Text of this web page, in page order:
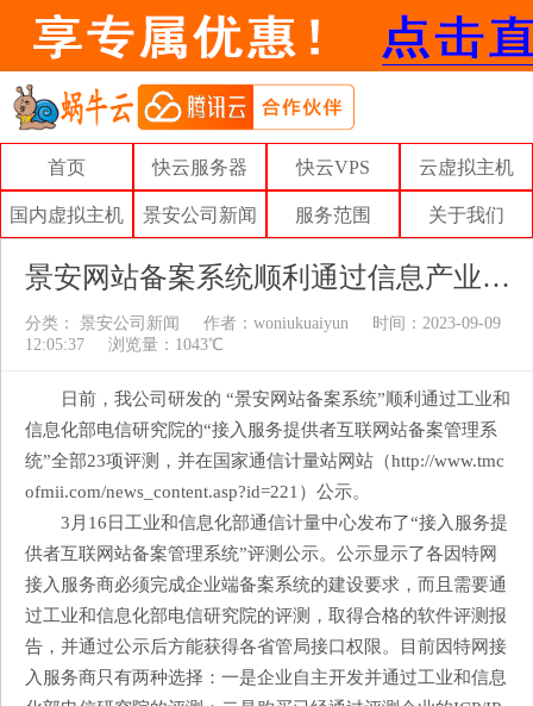
首页 快云服务器 快云VPS 云虚拟主机
国内虚拟主机 景安公司新闻 服务范围 关于我们
景安网站备案系统顺利通过信息产业部检验测
分类： 景安公司新闻 作者： woniukuaiyun
时间：2023-09-09
12:05:37
浏览量：1043℃
日前，我公司研发的 “景安网站备案系统”顺利通过工业和
信息化部电信研究院的“接入服务提供者互联网站备案管理系
统”全部23项评测，并在国家通信计量站网站（http://www.tmc
ofmii.com/news_content.asp?id=221）公示。
3月16日工业和信息化部通信计量中心发布了“接入服务提
供者互联网站备案管理系统”评测公示。公示显示了各因特网
接入服务商必须完成企业端备案系统的建设要求，而且需要通
过工业和信息化部电信研究院的评测，取得合格的软件评测报
告，并通过公示后方能获得各省管局接口权限。目前因特网接
入服务商只有两种选择：一是企业自主开发并通过工业和信息